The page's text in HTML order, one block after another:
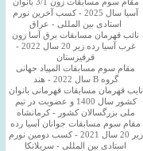
مقام سوم مسابقات زون 3/1 بانوان
آسیا سال 2025 - کسب آخرین نورم
استادی بین المللی - عراق
نائب قهرمان مسابقات برق آسا زون
غرب آسیا رده زیر 20 سال 2022 -
قرقیزستان
مقام سوم مسابقات المپیاد جهانی
گروه B سال 2022 - هند
نایب قهرمان مسابقات قهرمانی بانوان
کشور سال 1400 و عضویت در تیم
ملی بزرگسالان کشور - کرمانشاه
مقام سوم مسابقات جوانان آسیا رده
زیر 20 سال 2021 - کسب دومین نورم
استادی بین المللی - سریلانکا